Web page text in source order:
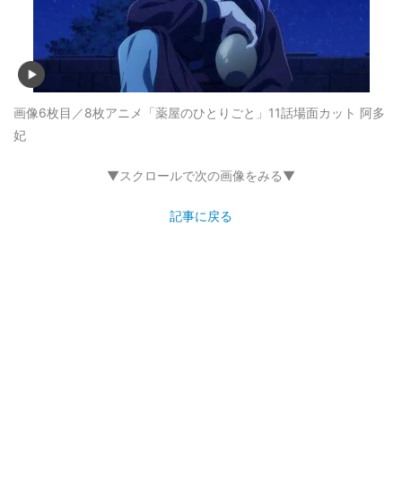
画像6枚目／8枚アニメ「薬屋のひとりごと」11話場面カット 阿多
妃
▼スクロールで次の画像をみる▼
記事に戻る